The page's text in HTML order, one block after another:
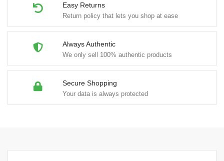
Easy Returns
Return policy that lets you shop at ease
Always Authentic
We only sell 100% authentic products
Secure Shopping
Your data is always protected